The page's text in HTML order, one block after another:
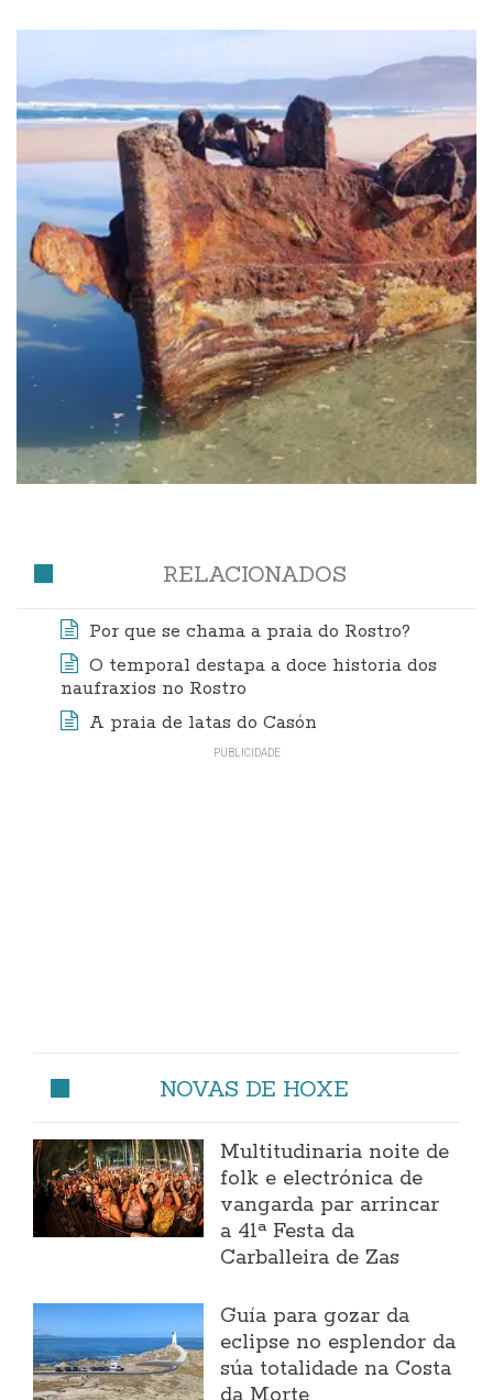
RELACIONADOS
Por que se chama a praia do Rostro?
O temporal destapa a doce historia dos
naufraxios no Rostro
A praia de latas do Casón
NOVAS DE HOXE
Multitudinaria noite de
folk e electrónica de
vangarda par arrincar
a 41ª Festa da
Carballeira de Zas
Guía para gozar da
eclipse no esplendor da
súa totalidade na Costa